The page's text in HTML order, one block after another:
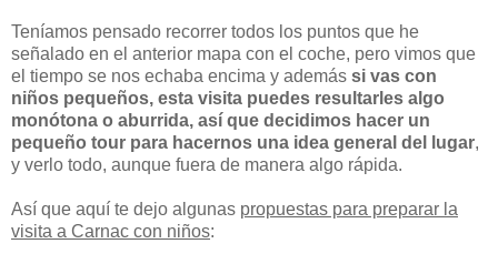
Teníamos pensado recorrer todos los puntos que he
señalado en el anterior mapa con el coche, pero vimos que
el tiempo se nos echaba encima y además si vas con
niños pequeños, esta visita puedes resultarles algo
monótona o aburrida, así que decidimos hacer un
pequeño tour para hacernos una idea general del lugar,
y verlo todo, aunque fuera de manera algo rápida.
Así que aquí te dejo algunas propuestas para preparar la
visita a Carnac con niños: